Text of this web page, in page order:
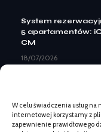
W celu świadczenia usług
internetowej korzystamy z
zapewnienie prawidłowego
System
5 apartamentów:
CM
18/07/2026
08/07/2026
Kiedy zmiana logo
wystarczy: pełny